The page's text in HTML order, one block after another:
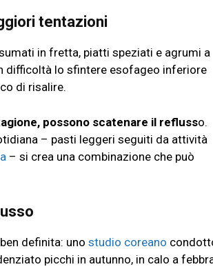
tentazioni
in fretta, piatti speziati e agrumi a
difficoltà lo sfintere esofageo inferiore
di risalire.
possono scatenare il reflusso.
– pasti leggeri seguiti da attività
– si crea una combinazione che può
definita: uno studio coreano
picchi in autunno, in calo a